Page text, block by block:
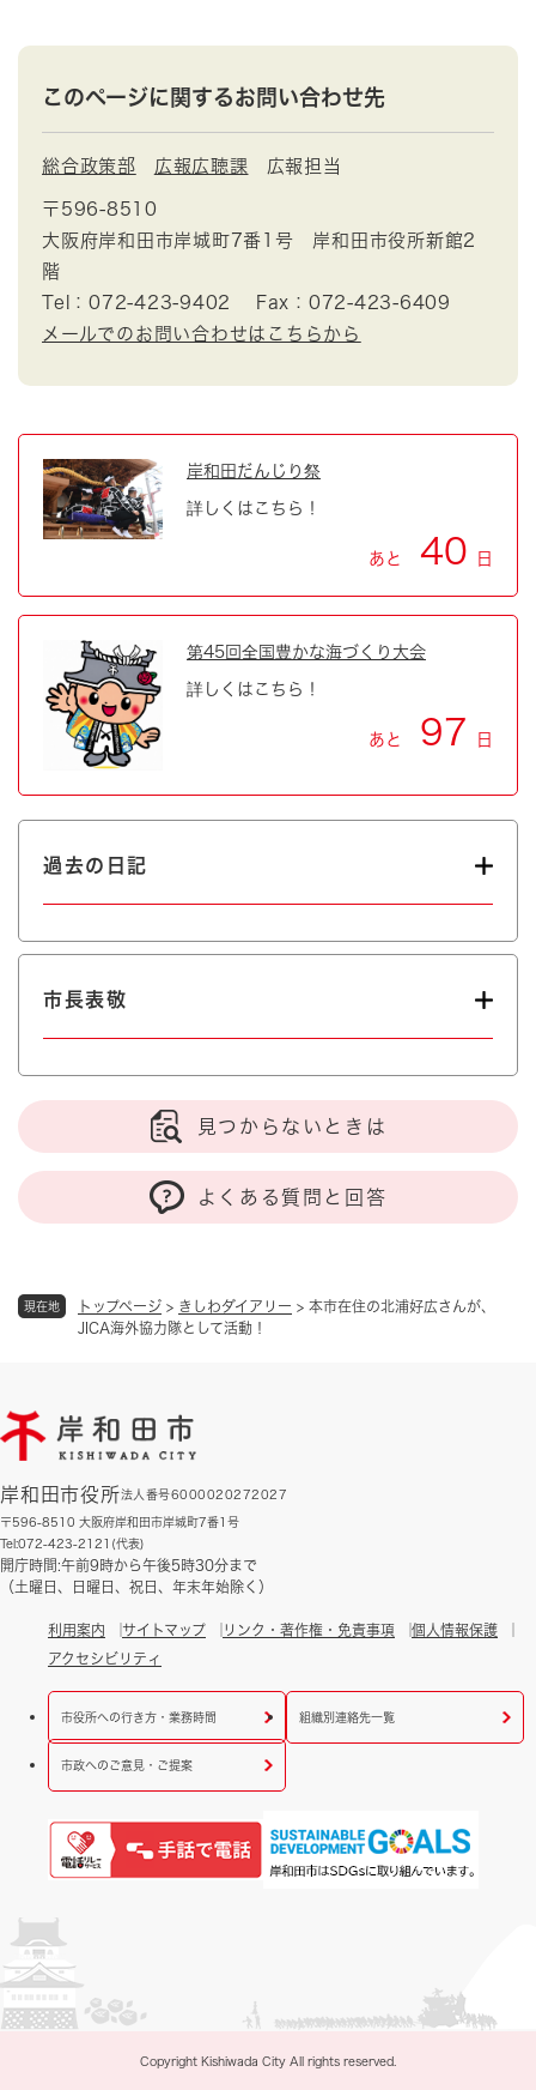
現在地 トップページ > きしわダイアリー > 本市在住の北浦好広さんが、
JICA海外協力隊として活動！
このページに関するお問い合わせ先
総合政策部 広報広聴課 広報担当
〒596-8510
大阪府岸和田市岸城町7番1号 岸和田市役所新館2
階
Tel：072-423-9402
Fax：072-423-6409
メールでのお問い合わせはこちらから
岸和田だんじり祭
詳しくはこちら！
あと 40 日
第45回全国豊かな海づくり大会
詳しくはこちら！
あと 97 日
過去の日記
市長表敬
見つからないときは
よくある質問と回答
岸和田市役所法人番号6000020272027
〒596-8510 大阪府岸和田市岸城町7番1号
Tel:072-423-2121(代表)
開庁時間:午前9時から午後5時30分まで
（土曜日、日曜日、祝日、年末年始除く）
利用案内 サイトマップ リンク・著作権・免責事項
個人情報保護
アクセシビリティ
市役所への行き方・業務時間 組織別連絡先一覧
市政へのご意見・ご提案
Copyright Kishiwada City All rights reserved.